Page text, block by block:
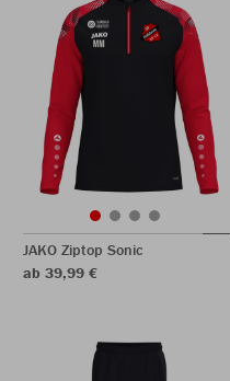
JAKO Ziptop Sonic
ab 39,99 €